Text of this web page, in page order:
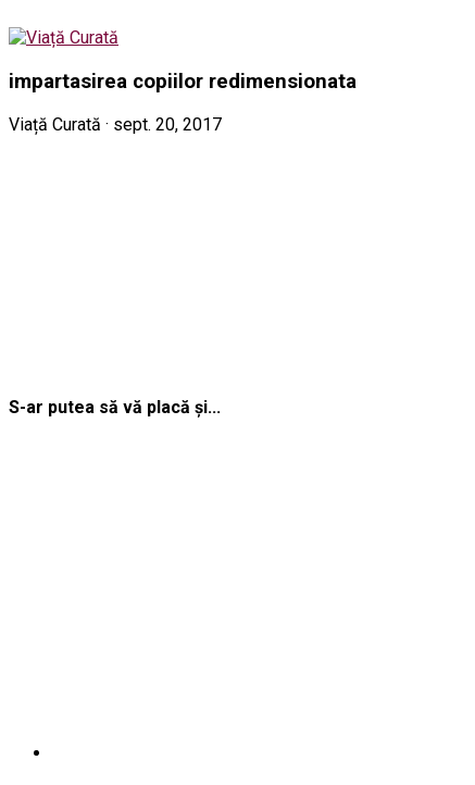
impartasirea copiilor redimensionata
Viață Curată · sept. 20, 2017
S-ar putea să vă placă și...